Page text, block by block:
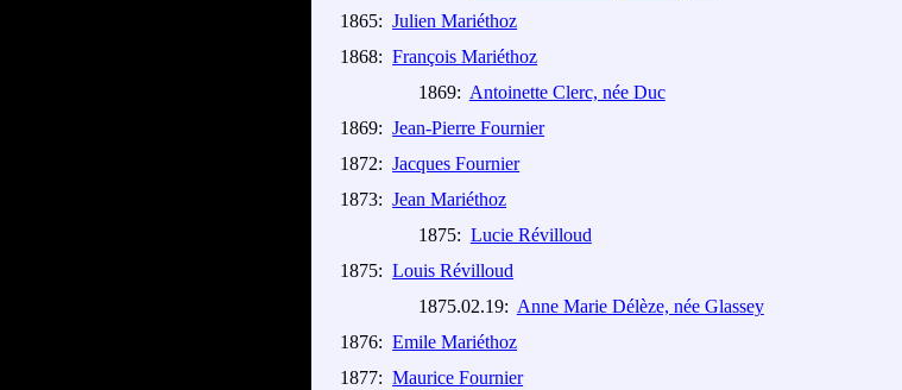
1865: Julien Mariéthoz
1868: François Mariéthoz
1869: Antoinette Clerc, née Duc
1869: Jean-Pierre Fournier
1872: Jacques Fournier
1873: Jean Mariéthoz
1875: Lucie Révilloud
1875: Louis Révilloud
1875.02.19: Anne Marie Délèze, née Glassey
1876: Emile Mariéthoz
1877: Maurice Fournier